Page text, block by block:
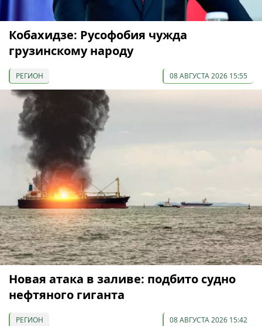
Кобахидзе: Русофобия чужда
грузинскому народу
РЕГИОН 08 АВГУСТА 2026 15:55
Новая атака в заливе: подбито судно
нефтяного гиганта
РЕГИОН 08 АВГУСТА 2026 15:42